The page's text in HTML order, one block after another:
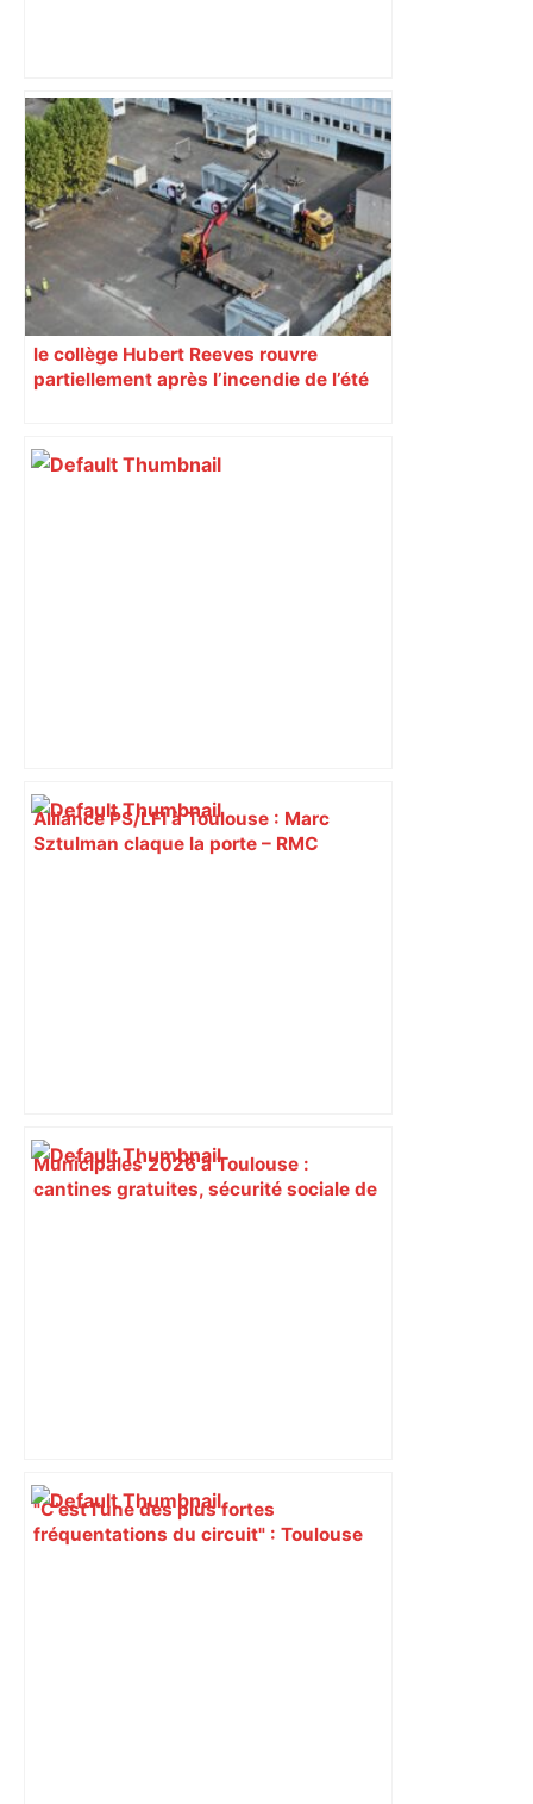
« Rien d'inquiétant » pour Guillaume
Restes, le gardien de Toulouse, après
sa sortie à Metz – L'Équipe
le collège Hubert Reeves rouvre
partiellement après l’incendie de l’été
Alliance PS/LFI à Toulouse : Marc
Sztulman claque la porte – RMC
Municipales 2026 à Toulouse :
cantines gratuites, sécurité sociale de
"C’est l’une des plus fortes
fréquentations du circuit" : Toulouse